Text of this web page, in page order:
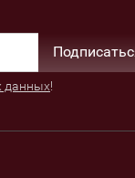
данных!